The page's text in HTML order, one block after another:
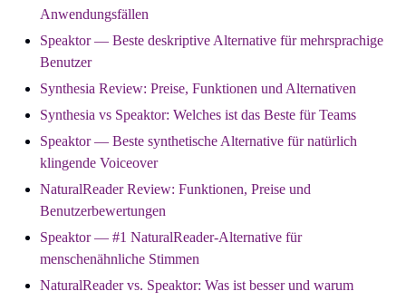
Anwendungsfällen
Speaktor — Beste deskriptive Alternative für mehrsprachige
Benutzer
Synthesia Review: Preise, Funktionen und Alternativen
Synthesia vs Speaktor: Welches ist das Beste für Teams
Speaktor — Beste synthetische Alternative für natürlich
klingende Voiceover
NaturalReader Review: Funktionen, Preise und
Benutzerbewertungen
Speaktor — #1 NaturalReader-Alternative für
menschenähnliche Stimmen
NaturalReader vs. Speaktor: Was ist besser und warum